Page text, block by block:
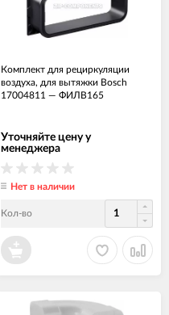
Комплект для рециркуляции
воздуха, для вытяжки Bosch
17004811 — ФИЛВ165
Уточняйте цену у
менеджера
Нет в наличии
Кол-во